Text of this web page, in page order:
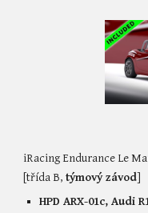
iRacing Endurance Le
[třída B, týmový závod]
HPD ARX-01c, Audi